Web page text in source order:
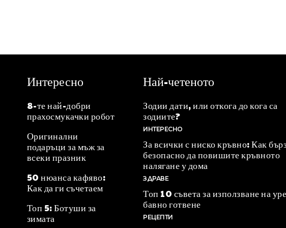
Интересно
8-те най-добри
прахосмукачки робот
Оригинални
подаръци за мъж за
всеки празник
50 нюанса кафяво:
Как да ги съчетаем
Топ 5: Ботуши за
зимата
Най-четеното
Зодии дати, или откога до кога са
зодиите?
ИНТЕРЕСНО
За всички с ниско кръвно: Как
безопасно да повишите кръвното
налягане у дома
ЗДРАВЕ
Топ 10 съвета за използване на
бавно готвене
РЕЦЕПТИ